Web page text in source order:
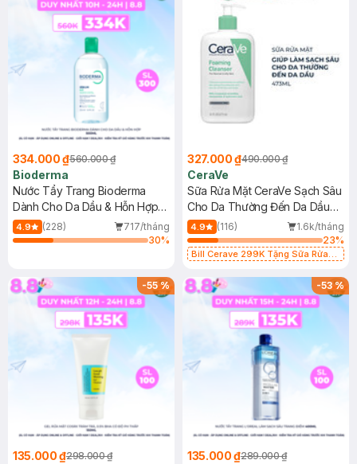
334.000 ₫560.000 ₫
Bioderma
Nước Tẩy Trang Bioderma
Dành Cho Da Dầu & Hỗn Hợp
500ml
4.9 (228)
717/tháng
30%
327.000 ₫490.000 ₫
CeraVe
Sữa Rửa Mặt CeraVe Sạch Sâu
Cho Da Thường Đến Da Dầu
473ml
4.9 (116)
1.6k/tháng
23%
Bill Cerave 299K Tặng Sữa Rửa
-55%
135.000 ₫298.000 ₫
-53%
135.000 ₫289.000 ₫